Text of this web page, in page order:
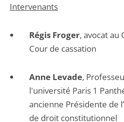
Intervenants
Régis Froger, avocat au
Cour de cassation
Anne Levade,
l'université Paris 1
ancienne Présidente de
de droit constitutionnel